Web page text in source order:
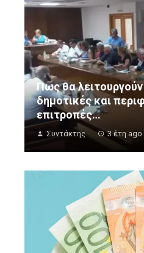
Πως θα λειτουργούν
δημοτικές και
επιτροπές…
Συντάκτης 3 έτη ago